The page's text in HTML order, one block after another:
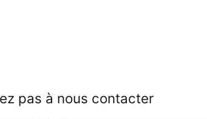
pas à nous contacter